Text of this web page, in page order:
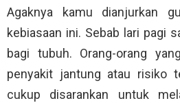
Agaknya kamu dianjurkan
kebiasaan ini. Sebab lari pagi
bagi tubuh. Orang-orang
penyakit jantung atau risiko
cukup disarankan untuk